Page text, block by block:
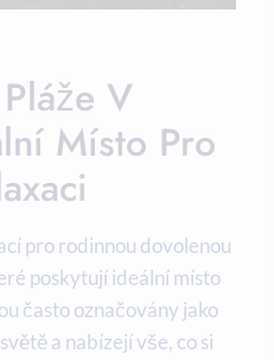
V
Místo Pro
pro rodinnou dovolenou
poskytují ideální místo
často označovány jako
a nabízejí vše, co si